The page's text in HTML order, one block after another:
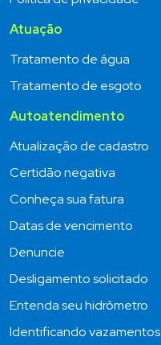
Atuação
Tratamento de água
Tratamento de esgoto
Autoatendimento
Atualização de cadastro
Certidão negativa
Conheça sua fatura
Datas de vencimento
Denuncie
Desligamento solicitado
Entenda seu hidrômetro
Identificando vazamentos